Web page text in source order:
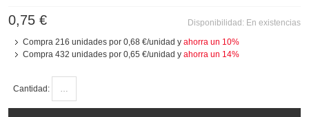
Disponibilidad: En existencias
0,75 €
Compra 216 unidades por 0,68 €/unidad y ahorra un 10%
Compra 432 unidades por 0,65 €/unidad y ahorra un 14%
Cantidad: